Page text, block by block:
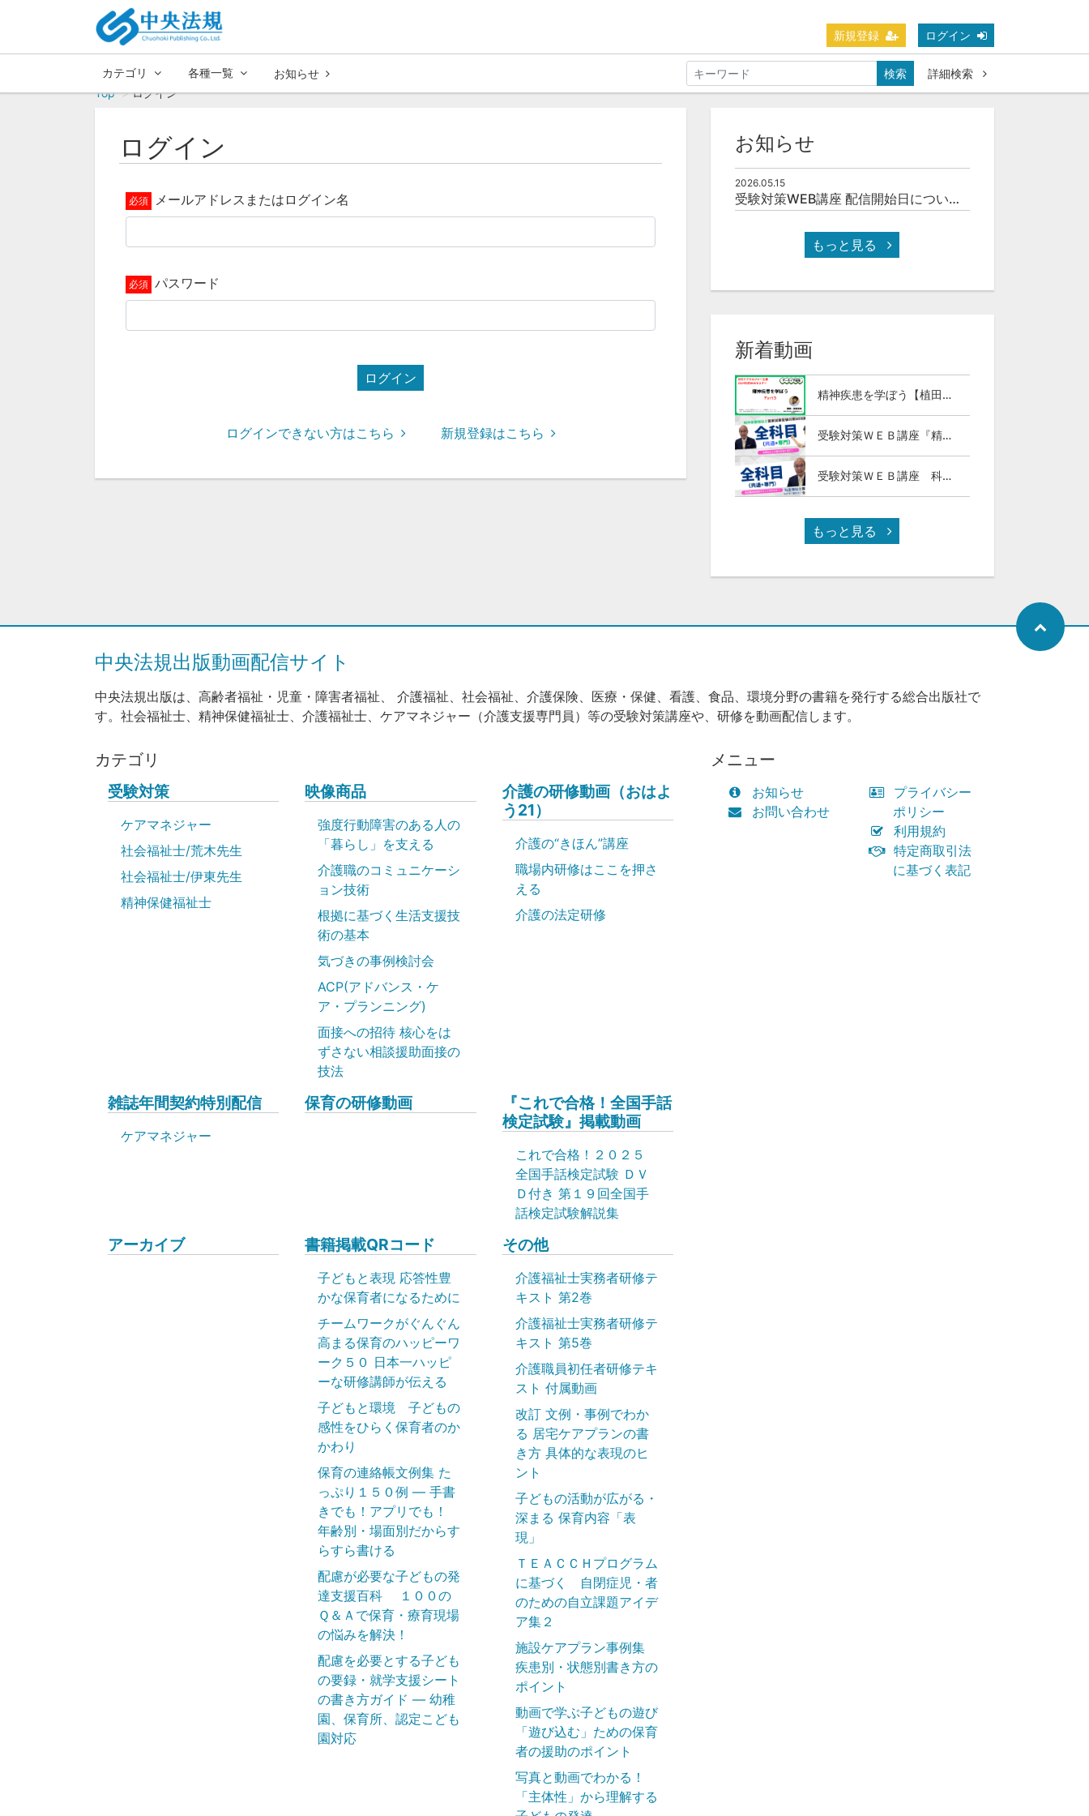
新規登録 ログイン
カテゴリ 各種一覧 お知らせ 検索
詳細検索
Top
ログイン
ログイン
メールアドレスまたはログイン名
パスワード
ログイン
ログインできない方はこちら 新規登録はこちら
お知らせ
2026.05.15
受験対策WEB講座 配信開始日について(予定)
もっと見る
新着動画
精神疾患を学ぼう【植田俊幸氏】Part３
受験対策ＷＥＢ講座『精神保健福祉士国試ナビ［専門科目］２０２７』＆「科目別の重要ポイントがわかる！社会福祉士合格講座２０２７［共通科目］」
受験対策ＷＥＢ講座 科目別の重要ポイントがわかる！社会福祉士合格講座２０２７（全セット）
もっと見る
中央法規出版動画配信サイト
中央法規出版は、高齢者福祉・児童・障害者福祉、 介護福祉、社会福祉、介護保険、医療・保健、看護、食品、環境分野の書籍を発行する総合出版社で
す。社会福祉士、精神保健福祉士、介護福祉士、ケアマネジャー（介護支援専門員）等の受験対策講座や、研修を動画配信します。
カテゴリ
受験対策
ケアマネジャー
社会福祉士/荒木先生
社会福祉士/伊東先生
精神保健福祉士
映像商品
強度行動障害のある人の
「暮らし」を支える
介護職のコミュニケーシ
ョン技術
根拠に基づく生活支援技
術の基本
気づきの事例検討会
ACP(アドバンス・ケ
ア・プランニング)
面接への招待 核心をは
ずさない相談援助面接の
技法
介護の研修動画（おはよ
う21）
介護の“きほん”講座
職場内研修はここを押さ
える
介護の法定研修
雑誌年間契約特別配信
ケアマネジャー
保育の研修動画
『これで合格！全国手話
検定試験』掲載動画
これで合格！２０２５
全国手話検定試験 ＤＶ
Ｄ付き 第１９回全国手
話検定試験解説集
アーカイブ 書籍掲載QRコード
子どもと表現 応答性豊
かな保育者になるために
チームワークがぐんぐん
高まる保育のハッピーワ
ーク５０ 日本一ハッピ
ーな研修講師が伝える
子どもと環境 子どもの
感性をひらく保育者のか
かわり
保育の連絡帳文例集 た
っぷり１５０例 ― 手書
きでも！アプリでも！
年齢別・場面別だからす
らすら書ける
配慮が必要な子どもの発
達支援百科 １００の
Ｑ＆Ａで保育・療育現場
の悩みを解決！
配慮を必要とする子ども
の要録・就学支援シート
の書き方ガイド ― 幼稚
園、保育所、認定こども
園対応
その他
介護福祉士実務者研修テ
キスト 第2巻
介護福祉士実務者研修テ
キスト 第5巻
介護職員初任者研修テキ
スト 付属動画
改訂 文例・事例でわか
る 居宅ケアプランの書
き方 具体的な表現のヒ
ント
子どもの活動が広がる・
深まる 保育内容「表
現」
ＴＥＡＣＣＨプログラム
に基づく 自閉症児・者
のための自立課題アイデ
ア集２
施設ケアプラン事例集
疾患別・状態別書き方の
ポイント
動画で学ぶ子どもの遊び
「遊び込む」ための保育
者の援助のポイント
写真と動画でわかる！
「主体性」から理解する
メニュー
お知らせ
お問い合わせ
プライバシー
ポリシー
利用規約
特定商取引法
に基づく表記